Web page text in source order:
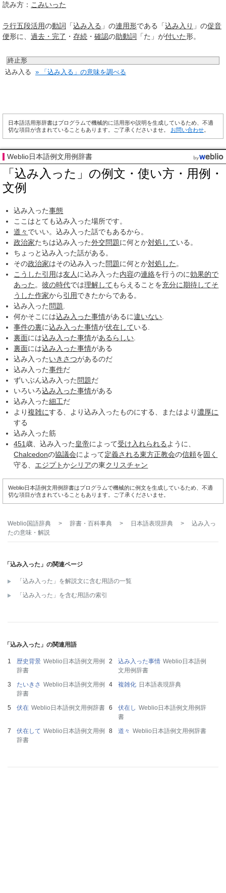
読み方： こみいった
ラ行五段活用の動詞 「込み入る 」の連用形である「込み 入り 」の促音
便形に、 過去・完了 ・ 存続 ・ 確認の助動詞 「た」が付いた形。
終止形
込み入る » 「込み入る」の意味を調べる
日本語活用形辞書はプログラムで機械的に活用形や説明を生成しているため、不適
切な項目が含まれていることもあります。ご了承くださいませ。 お問い合わせ
Weblio日本語例文用例辞書
「込み入った」の例文・使い方・用例・
文例
込み入った事態
ここはとても込み入った場所です。
道々 でいい。込み入った話でもあるから。
政治家たちは込み入った外交問題に何とか対処している。
ちょっと込み入った話がある。
その政治家はその込み入った 問題に何とか対処した 。
こうした引用は友人 に込み入った内容の連絡を行うのに効果的で
あった 。彼の時代では理解してもらえることを充分に期待してそ
うした作家から引用できたからである。
込み入った 問題
何かそこには込み入った事情があるに違いない
事件の裏に込み入った事情が伏在している.
裏面には込み入った事情があるらしい
裏面には込み入った事情がある
込み入ったいきさつがあるのだ
込み入った事件だ
ずいぶん込み入った 問題だ
いろいろ込み入った事情がある
込み入った細工だ
より複雑にする、より込み入ったものにする、またはより濃厚に
する
込み入った筋
451 歳、込み入った皇帝によって受け入れられる ように、
Chalcedonの協議会によって定義される東方正教会の信頼を固く
守る、 エジプトかシリアの東クリスチャン
Weblio日本語例文用例辞書はプログラムで機械的に例文を生成しているため、不適
切な項目が含まれていることもあります。ご了承くださいませ。
Weblio国語辞典 > 辞書・百科事典 > 日本語表現辞典 >
込み入っ
たの意味・解説
「込み入った」の関連ページ
「込み入った」を解説文に含む用語の一覧
「込み入った」を含む用語の索引
「込み入った」の関連用語
歴史背景 Weblio日本語例文用例
辞書
込み入った事情 Weblio日本語例
文用例辞書
たいきさ Weblio日本語例文用例
辞書
複雑化 日本語表現辞典
伏在 Weblio日本語例文用例辞書 伏在し Weblio日本語例文用例辞
書
伏在して Weblio日本語例文用例
辞書
道々 Weblio日本語例文用例辞書